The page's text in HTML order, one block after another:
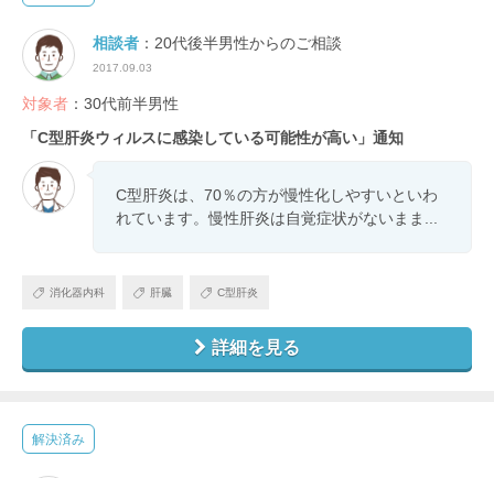
相談者 ：20代後半男性からのご相談
2017.09.03
対象者 ：30代前半男性
「C型肝炎ウィルスに感染している可能性が高い」通知
C型肝炎は、70％の方が慢性化しやすいといわ
れています。慢性肝炎は自覚症状がないまま...
消化器内科 肝臓 C型肝炎
詳細を見る
解決済み